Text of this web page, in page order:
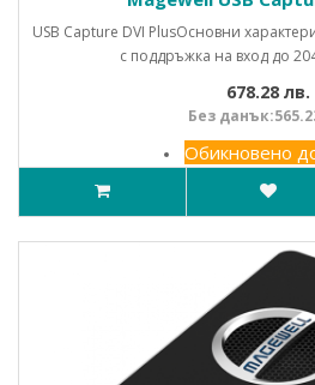
USB Capture DVI PlusОсновни
с поддръжка на вход до
678.28 лв.
Без
Обикновено